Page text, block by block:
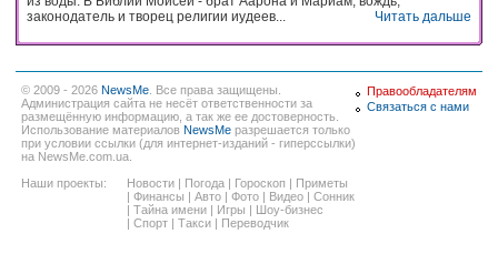
законодатель и творец религии иудеев...
Читать дальше
© 2009 - 2026 NewsMe . Все права защищены.
Администрация сайта не несёт ответственности за
размещённую информацию, а так же ее достоверность.
Использование материалов NewsMe разрешается только
при условии ссылки (для интернет-изданий - гиперссылки)
на NewsMe.com.ua.
Наши проекты:
Новости | Погода | Гороскоп | Приметы
| Финансы | Авто | Фото | Видео | Сонник
| Тайна имени | Игры | Шоу-бизнес
| Спорт | Такси | Переводчик
Правообладателям
Связаться с нами